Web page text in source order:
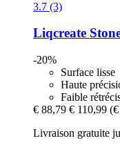
3.7 (3)
Liqcreate
-20%
Surface lisse
Haute
Faible
€ 88,79 € 110,99
Livraison gratuite